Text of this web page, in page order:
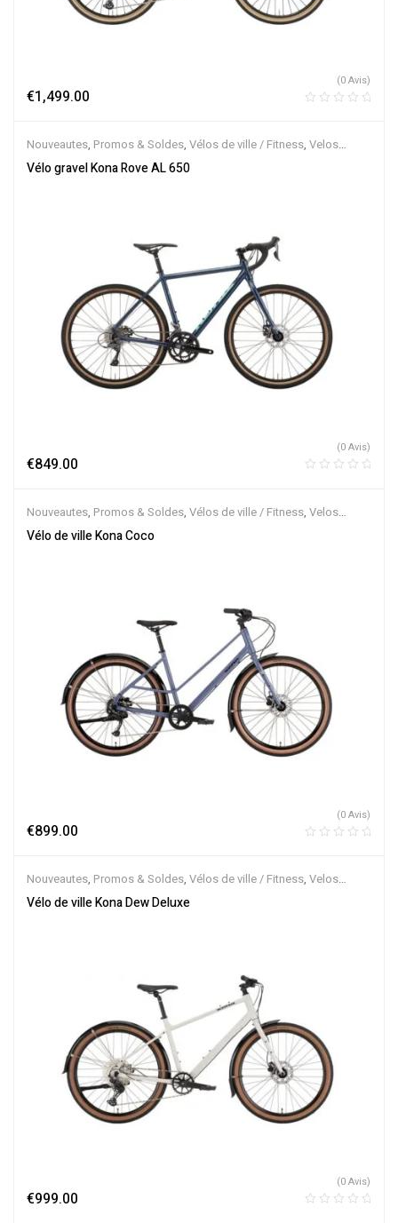
€1,499.00
(0 Avis)
Nouveautes, Promos & Soldes, Vélos de ville / Fitness, Velos
Musculaires
Vélo gravel Kona Rove AL 650
€849.00
(0 Avis)
Nouveautes, Promos & Soldes, Vélos de ville / Fitness, Velos
Musculaires
Vélo de ville Kona Coco
€899.00
(0 Avis)
Nouveautes, Promos & Soldes, Vélos de ville / Fitness, Velos
Musculaires
Vélo de ville Kona Dew Deluxe
€999.00
(0 Avis)